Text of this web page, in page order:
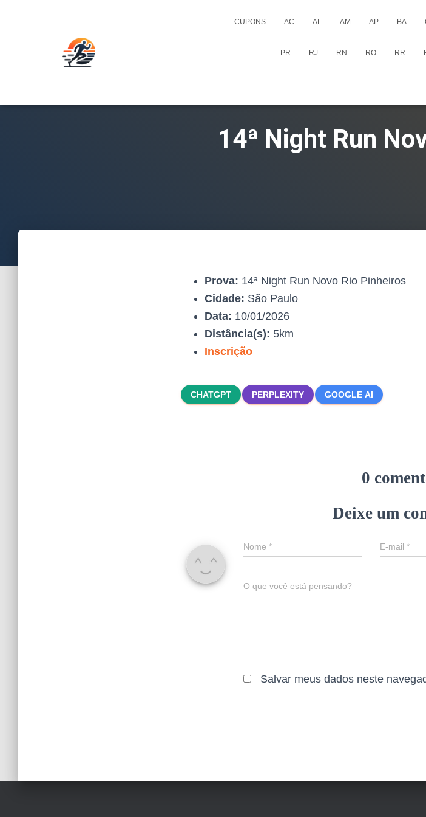
CUPONS AC AL AM AP BA
PR RJ RN RO RR
14ª Night Run
Prova: 14ª Night Run Novo Rio Pinheiros
Cidade: São Paulo
Data: 10/01/2026
Distância(s): 5km
Inscrição
CHATGPT PERPLEXITY GOOGLE AI
0
Deixe um
Nome * E-mail*
O que você está pensando?
Salvar meus dados neste